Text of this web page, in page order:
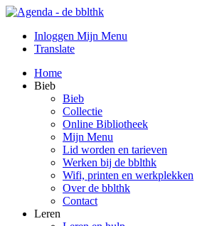
Inloggen Mijn Menu
Translate
Home
Bieb
Bieb
Collectie
Online Bibliotheek
Mijn Menu
Lid worden en tarieven
Werken bij de bblthk
Wifi, printen en werkplekken
Over de bblthk
Contact
Leren